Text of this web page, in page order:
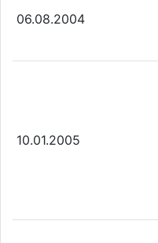
06.08.2004
10.01.2005